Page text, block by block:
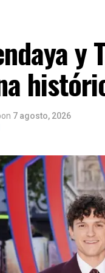
on 7 agosto, 2026